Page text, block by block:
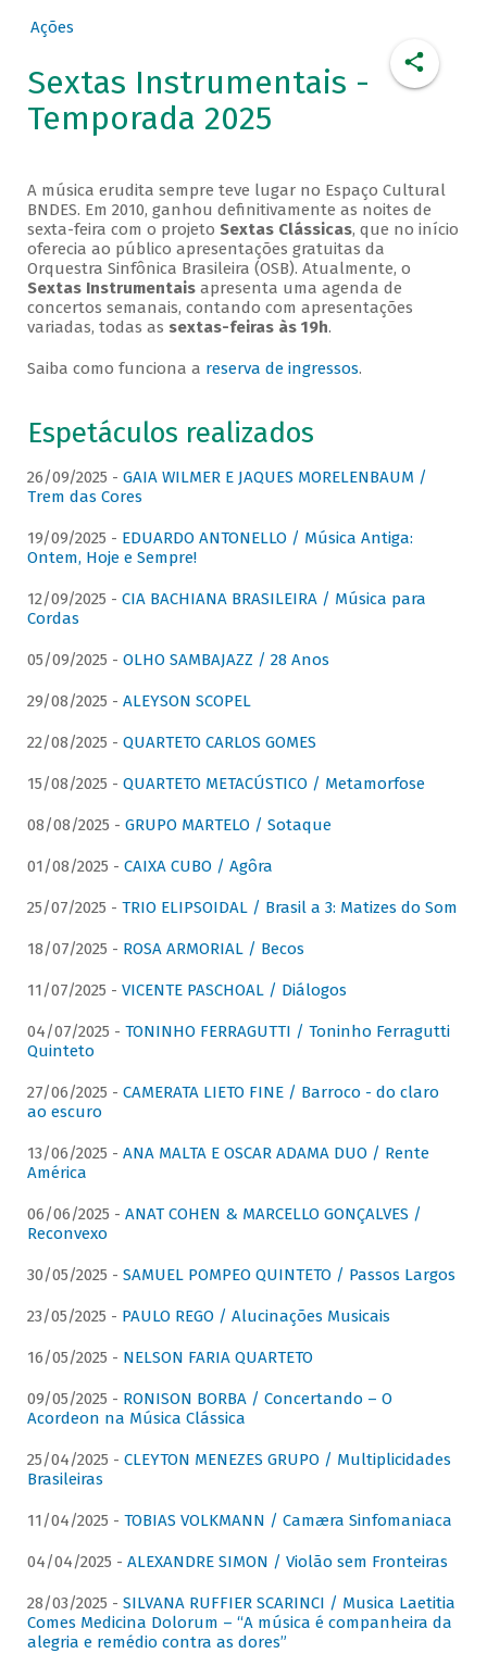
Ações
Sextas Instrumentais -
Temporada 2025
A música erudita sempre teve lugar no Espaço Cultural
BNDES. Em 2010, ganhou definitivamente as noites de
sexta-feira com o projeto Sextas Clássicas, que no início
oferecia ao público apresentações gratuitas da
Orquestra Sinfônica Brasileira (OSB). Atualmente, o
Sextas Instrumentaisapresenta uma agenda de
concertos semanais, contando com apresentações
variadas, todas as sextas-feiras às 19h.
Saiba como funciona a reserva de ingressos.
Espetáculos realizados
26/09/2025 - GAIA WILMER E JAQUES MORELENBAUM /
Trem das Cores
19/09/2025 - EDUARDO ANTONELLO / Música Antiga:
Ontem, Hoje e Sempre!
12/09/2025 - CIA BACHIANA BRASILEIRA / Música para
Cordas
05/09/2025 - OLHO SAMBAJAZZ / 28 Anos
29/08/2025 - ALEYSON SCOPEL
22/08/2025 - QUARTETO CARLOS GOMES
15/08/2025 - QUARTETO METACÚSTICO / Metamorfose
08/08/2025 - GRUPO MARTELO / Sotaque
01/08/2025 - CAIXA CUBO / Agôra
25/07/2025 - TRIO ELIPSOIDAL / Brasil a 3: Matizes do Som
18/07/2025 - ROSA ARMORIAL / Becos
11/07/2025 - VICENTE PASCHOAL / Diálogos
04/07/2025 - TONINHO FERRAGUTTI / Toninho Ferragutti
Quinteto
27/06/2025 - CAMERATA LIETO FINE / Barroco - do claro
ao escuro
13/06/2025 - ANA MALTA E OSCAR ADAMA DUO / Rente
América
06/06/2025 - ANAT COHEN & MARCELLO GONÇALVES /
Reconvexo
30/05/2025 - SAMUEL POMPEO QUINTETO / Passos Largos
23/05/2025 - PAULO REGO / Alucinações Musicais
16/05/2025 - NELSON FARIA QUARTETO
09/05/2025 - RONISON BORBA / Concertando – O
Acordeon na Música Clássica
25/04/2025 - CLEYTON MENEZES GRUPO / Multiplicidades
Brasileiras
11/04/2025 - TOBIAS VOLKMANN / Camæra Sinfomaniaca
04/04/2025 - ALEXANDRE SIMON / Violão sem Fronteiras
28/03/2025 - SILVANA RUFFIER SCARINCI / Musica Laetitia
Comes Medicina Dolorum – “A música é companheira da
alegria e remédio contra as dores”